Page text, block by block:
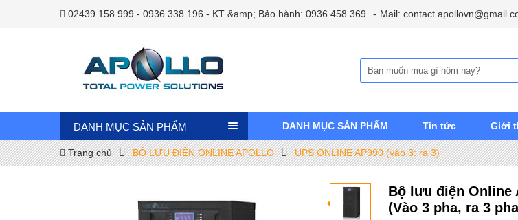
02439.158.999 - 0936.338.196 - KT &amp; Bảo hành: 0936.458.369 Mail:
DANH MỤC SẢN PHẨM DANH MỤC SẢN PHẨM Tin tức Giới
Trang chủ BỘ LƯU ĐIỆN ONLINE APOLLO UPS ONLINE AP990 (vào 3: ra 3)
Bộ lưu điện Online
(Vào 3 pha, ra 3